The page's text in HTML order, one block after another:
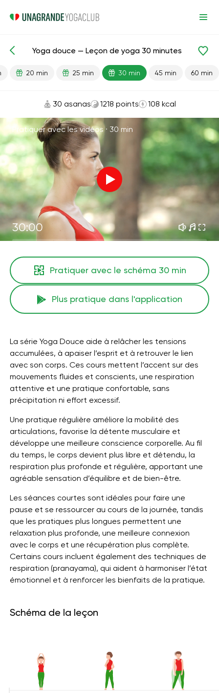
Leçons prêtes Début Flexibilité
Yoga douce — Leçon de yoga 30 minutes
20 min 25 min 30 min 45 min 60 min
30 asanas 1218 points 108 kcal
Pratiquer avec les vidéos · 30 min
30:00
Pratiquer avec le schéma 30 min
Plus pratique dans l'application
La série Yoga Douce aide à relâcher les tensions
accumulées, à apaiser l’esprit et à retrouver le lien
avec son corps. Ces cours mettent l’accent sur des
mouvements fluides et conscients, une respiration
attentive et une pratique confortable, sans
précipitation ni effort excessif.
Une pratique régulière améliore la mobilité des
articulations, favorise la détente musculaire et
développe une meilleure conscience corporelle. Au fil
du temps, le corps devient plus libre et détendu, la
respiration plus profonde et régulière, apportant une
agréable sensation d’équilibre et de bien-être.
Les séances courtes sont idéales pour faire une
pause et se ressourcer au cours de la journée, tandis
que les pratiques plus longues permettent une
relaxation plus profonde, une meilleure connexion
avec le corps et une récupération plus complète.
Certains cours incluent également des techniques de
respiration (pranayama), qui aident à harmoniser l’état
émotionnel et à renforcer les bienfaits de la pratique.
Schéma de la leçon